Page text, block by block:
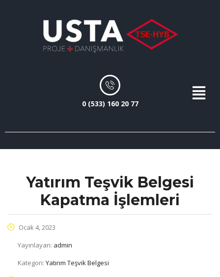
0 (533) 160 20 77
Yatırım Teşvik Belgesi
Kapatma İşlemleri
Ocak 4, 2023
Yayınlayan: admin
Kategori: Yatırım Teşvik Belgesi